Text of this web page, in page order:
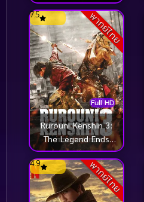
(2017)
พากย์ไทย
Full HD
7.5
Rurouni Kenshin 3:
The Legend Ends
(2014) รูโรนิ เคนชิน
คนจริง โคตรซามูไร
พากย์ไทย
4.9